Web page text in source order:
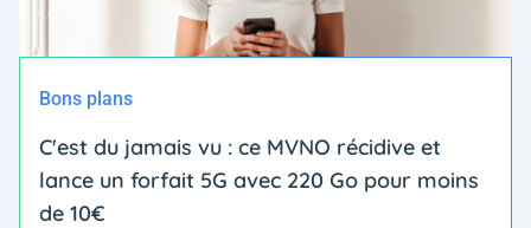
Bons plans
C'est du jamais vu : ce MVNO récidive et
lance un forfait 5G avec 220 Go pour moins
de 10€